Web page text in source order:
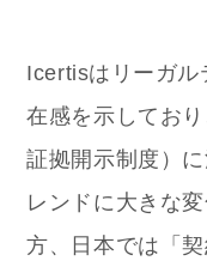
Icertisはリーガル
在感を示してお
証拠開示制度）
レンドに大きな
方、日本では「